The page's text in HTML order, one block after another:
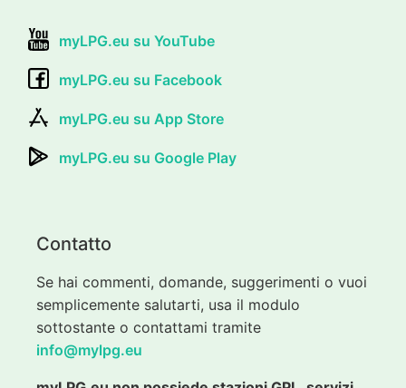
myLPG.eu su YouTube
myLPG.eu su Facebook
myLPG.eu su App Store
myLPG.eu su Google Play
Contatto
Se hai commenti, domande, suggerimenti o vuoi
semplicemente salutarti, usa il modulo
sottostante o contattami tramite
info@mylpg.eu